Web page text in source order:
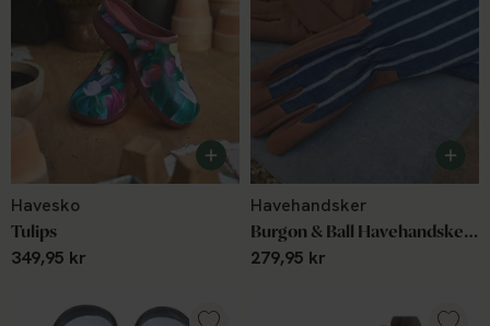
Havesko
Tulips
349,95 kr
Havehandsker
Burgon & Ball Havehandske - Sophie Conran Gauntlet
279,95 kr